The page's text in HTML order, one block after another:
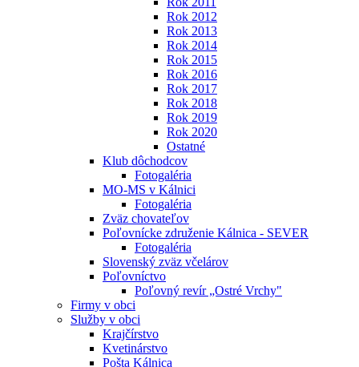
Rok 2012
Rok 2013
Rok 2014
Rok 2015
Rok 2016
Rok 2017
Rok 2018
Rok 2019
Rok 2020
Ostatné
Klub dôchodcov
Fotogaléria
MO-MS v Kálnici
Fotogaléria
Zväz chovateľov
Poľovnícke združenie Kálnica - SEVER
Fotogaléria
Slovenský zväz včelárov
Poľovníctvo
Poľovný revír „Ostré Vrchy"
Firmy v obci
Služby v obci
Krajčírstvo
Kvetinárstvo
Pošta Kálnica